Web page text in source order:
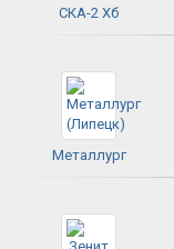
СКА-2 Хб
Металлург